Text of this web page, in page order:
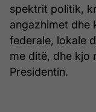
spektrit politik,
angazhimet dhe
federale, lokale
me ditë, dhe kjo
Presidentin.